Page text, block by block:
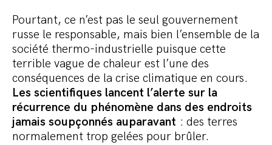
Pourtant, ce n’est pas le seul gouvernement
russe le responsable, mais bien l’ensemble de la
société thermo-industrielle puisque cette
terrible vague de chaleur est l’une des
conséquences de la crise climatique en cours.
Les scientifiques lancent l’alerte sur la
récurrence du phénomène dans des endroits
jamais soupçonnés auparavant : des terres
normalement trop gelées pour brûler.